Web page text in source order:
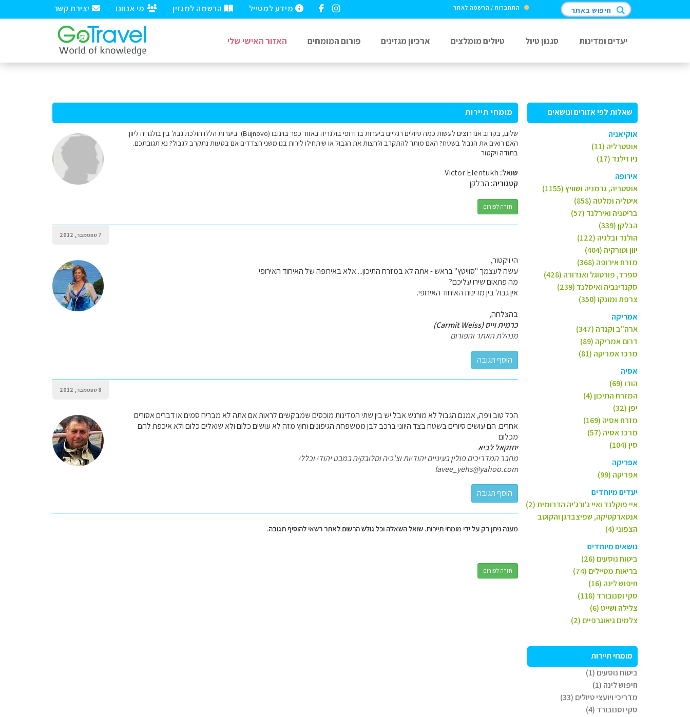
יצירת קשר מי אנחנו הרשמה למגזין מידע למטייל התחברות / הרשמה לאתר חיפוש באתר
יעדים ומדינות סגנון טיול טיולים מומלצים ארכיון מגזינים פורום המומחים האזור האישי שלי
שאלות לפי אזורים ונושאים
אוקיאניה
אוסטרליה (11)
ניו זילנד (17)
אירופה
אוסטריה, גרמניה ושוויץ (1155)
איטליה ומלטה (858)
בריטניה ואירלנד (57)
הבלקן (339)
הולנד ובלגיה (122)
יוון וטורקיה (404)
מזרח אירופה (368)
ספרד, פורטוגל ואנדורה (428)
סקנדינביה ואיסלנד (239)
צרפת ומונקו (350)
אמריקה
ארה"ב וקנדה (347)
דרום אמריקה (89)
מרכז אמריקה (81)
אסיה
הודו (69)
המזרח התיכון (4)
יפן (32)
מזרח אסיה (169)
מרכז אסיה (57)
סין (104)
אפריקה
אפריקה (99)
יעדים מיוחדים
איי פוקלנד ואיי ג'ורג'יה הדרומית (2)
אנטארקטיקה, שפיצברגן והקוטב
הצפוני (4)
נושאים מיוחדים
ביטוח נוסעים (26)
בריאות מטיילים (74)
חיפוש לינה (16)
סקי וסנובורד (118)
צלילה ושייט (6)
צלמים גיאוגרפיים (2)
מומחי תיירות
ביטוח נוסעים (1)
חיפוש לינה (1)
מדריכי ויועצי טיולים (33)
סקי וסנובורד (4)
מומחי תיירות
שלום, בקרוב אנו רוצים לעשות כמה טיולים רגליים ביערות ברודופי בולגריה באזור כפר בוינובו (Bujnovo). ביערות הללו הולכת גבול בין בולגריה ליוון.
האם רואים את הגבול בשטח? האם מותר להתקרב ולחצות את הגבול או שיתחילו לירות בנו משני הצדדים אם בטעות נתקרב לגבול? נא תגובתכם.
בתודה ויקטור
שואל:
קטגוריה: הבלקן
חזרה לפורום
7 ספטמבר, 2012
הי ויקטור,
עשה לעצמך "סוויטץ" בראש - אתה לא במזרח התיכון... אלא באירופה של האיחוד האירופי.
מה פתאום שירו עליכם?
אין גבול בין מדינות האיחוד האירופי.
בהצלחה,
כרמית וייס (Carmit Weiss)
מנהלת האתר והפורום
8 ספטמבר, 2012
הכל טוב ויפה, אמנם הגבול לא מורגש אבל יש בין שתי המדינות מוכסים שמבקשים לראות אם אתה לא מבריח סמים או דברים אסורים
אחרים. הם עושים סיורים בשטח בצד היווני ברכב לבן ממשפחת הגיפונים וחוץ מזה לא עושים כלום ולא שואלים כלום ולא איכפת להם
מכלום
יחזקאל לביא
מחבר המדריכים פולין בעיניים יהודיות וצ'כיה וסלובקיה במבט יהודי וכללי
lavee_yehs@yahoo.com
מענה ניתן רק על ידי מומחי תיירות. שואל השאלה וכל גולש הרשום לאתר רשאי להוסיף תגובה.
חזרה לפורום